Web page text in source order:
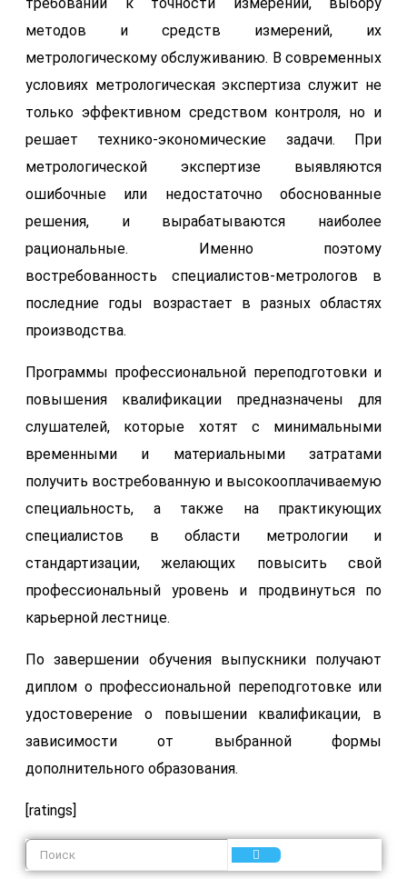
методов и средств измерений, их
метрологическому обслуживанию. В современных
условиях метрологическая экспертиза служит не
только эффективном средством контроля, но и
решает технико-экономические задачи. При
метрологической экспертизе выявляются
ошибочные или недостаточно обоснованные
решения, и вырабатываются наиболее
рациональные. Именно поэтому
востребованность специалистов-метрологов в
последние годы возрастает в разных областях
производства.
Программы профессиональной переподготовки и
повышения квалификации предназначены для
слушателей, которые хотят с минимальными
временными и материальными затратами
получить востребованную и высокооплачиваемую
специальность, а также на практикующих
специалистов в области метрологии и
стандартизации, желающих повысить свой
профессиональный уровень и продвинуться по
карьерной лестнице.
По завершении обучения выпускники получают
диплом о профессиональной переподготовке или
удостоверение о повышении квалификации, в
зависимости от выбранной формы
дополнительного образования.
[ratings]